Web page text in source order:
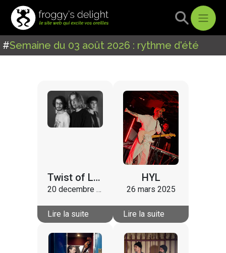
#Semaine du 03 août 2026 : rythme d'été
Twist of Lemon
20 decembre 2025
Lire la suite
HYL
26 mars 2025
Lire la suite